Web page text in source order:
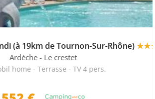
(à 19km de Tournon-Sur-Rhône)
Ardèche - Le crestet
home - Terrasse - TV 4 pers.